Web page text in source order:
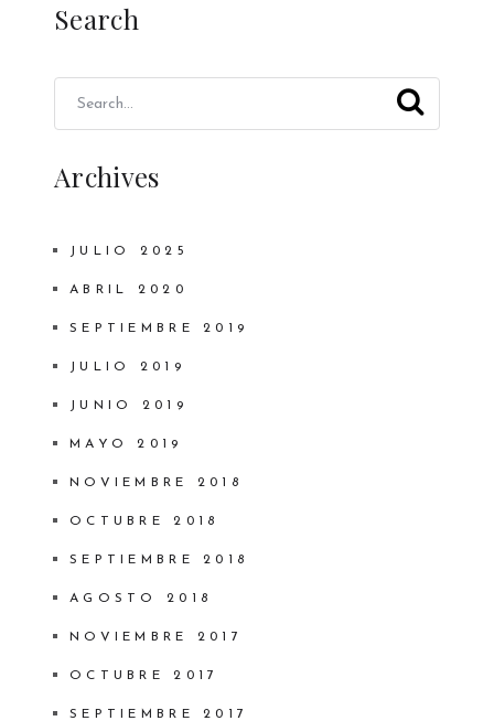
Search
Archives
JULIO 2025
ABRIL 2020
SEPTIEMBRE 2019
JULIO 2019
JUNIO 2019
MAYO 2019
NOVIEMBRE 2018
OCTUBRE 2018
SEPTIEMBRE 2018
AGOSTO 2018
NOVIEMBRE 2017
OCTUBRE 2017
SEPTIEMBRE 2017